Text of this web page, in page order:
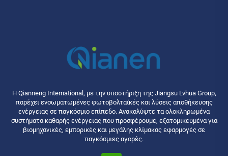
Η Qianneng International, με την υποστήριξη της Jiangsu Lvhua Group,
παρέχει ενσωματωμένες φωτοβολταϊκές και λύσεις αποθήκευσης
ενέργειας σε παγκόσμιο επίπεδο. Ανακαλύψτε τα ολοκληρωμένα
συστήματα καθαρής ενέργειας που προσφέρουμε, εξατομικευμένα για
βιομηχανικές, εμπορικές και μεγάλης κλίμακας εφαρμογές σε
παγκόσμιες αγορές.